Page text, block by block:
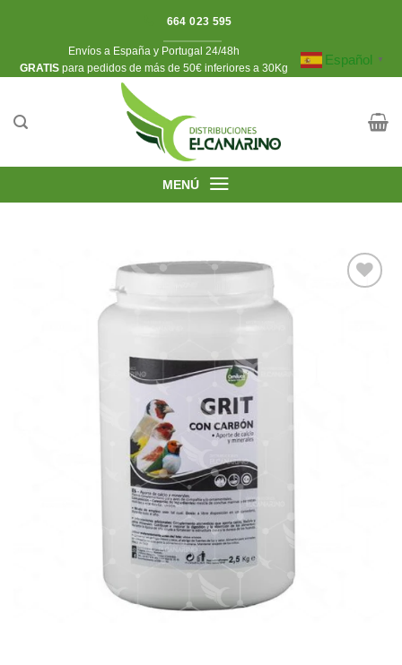
664 023 595
Envíos a España y Portugal 24/48h
​GRATIS para pedidos de más de 50€ inferiores a 30Kg
Español ▼
MENÚ